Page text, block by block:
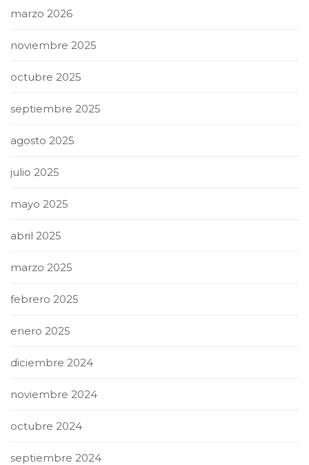
marzo 2026
noviembre 2025
octubre 2025
septiembre 2025
agosto 2025
julio 2025
mayo 2025
abril 2025
marzo 2025
febrero 2025
enero 2025
diciembre 2024
noviembre 2024
octubre 2024
septiembre 2024